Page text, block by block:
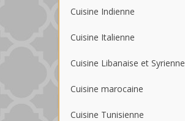
Cuisine Indienne
Cuisine Italienne
Cuisine Libanaise et Syrienne
Cuisine marocaine
Cuisine Tunisienne